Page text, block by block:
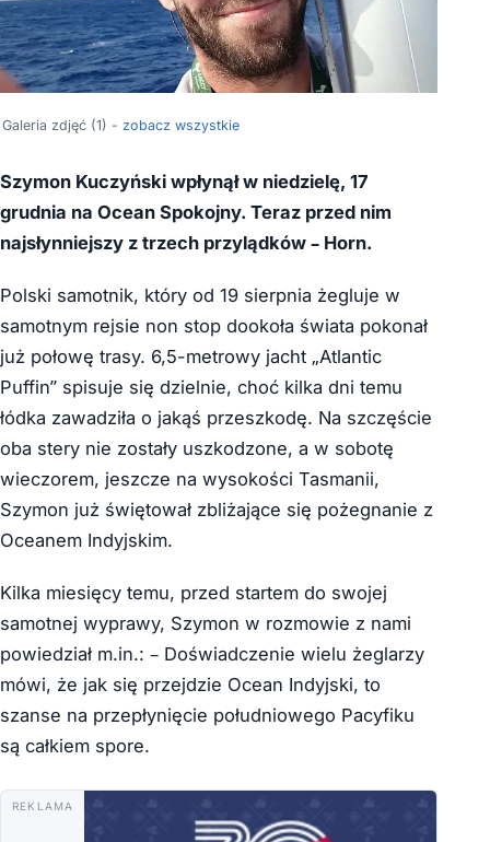
Galeria zdjęć (1) - zobacz wszystkie
Szymon Kuczyński wpłynął w niedzielę, 17
grudnia na Ocean Spokojny. Teraz przed nim
najsłynniejszy z trzech przylądków – Horn.
Polski samotnik, który od 19 sierpnia żegluje w
samotnym rejsie non stop dookoła świata pokonał
już połowę trasy. 6,5-metrowy jacht „Atlantic
Puffin” spisuje się dzielnie, choć kilka dni temu
łódka zawadziła o jakąś przeszkodę. Na szczęście
oba stery nie zostały uszkodzone, a w sobotę
wieczorem, jeszcze na wysokości Tasmanii,
Szymon już świętował zbliżające się pożegnanie z
Oceanem Indyjskim.
Kilka miesięcy temu, przed startem do swojej
samotnej wyprawy, Szymon w rozmowie z nami
powiedział m.in.: – Doświadczenie wielu żeglarzy
mówi, że jak się przejdzie Ocean Indyjski, to
szanse na przepłynięcie południowego Pacyfiku
są całkiem spore.
REKLAMA